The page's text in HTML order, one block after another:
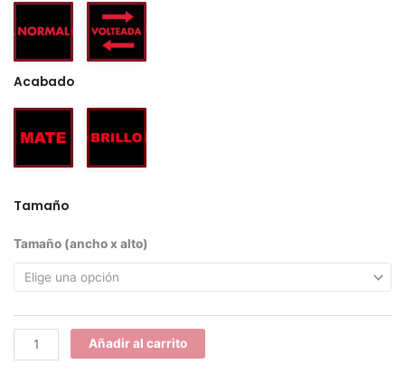
Acabado
Tamaño
Tamaño (ancho x alto)
Monza
cantidad
Añadir al carrito